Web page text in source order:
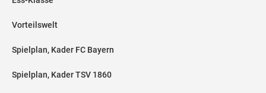
Vorteilswelt
Spielplan, Kader FC Bayern
Spielplan, Kader TSV 1860